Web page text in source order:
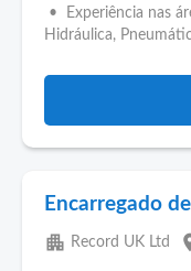
• Experiência nas
Hidráulica,
Encarregado
apartment Record UK Ltd